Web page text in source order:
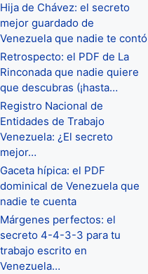
Hija de Chávez: el secreto
mejor guardado de
Venezuela que nadie te contó
Retrospecto: el PDF de La
Rinconada que nadie quiere
que descubras (¡hasta…
Registro Nacional de
Entidades de Trabajo
Venezuela: ¿El secreto
mejor…
Gaceta hípica: el PDF
dominical de Venezuela que
nadie te cuenta
Márgenes perfectos: el
secreto 4-4-3-3 para tu
trabajo escrito en
Venezuela…